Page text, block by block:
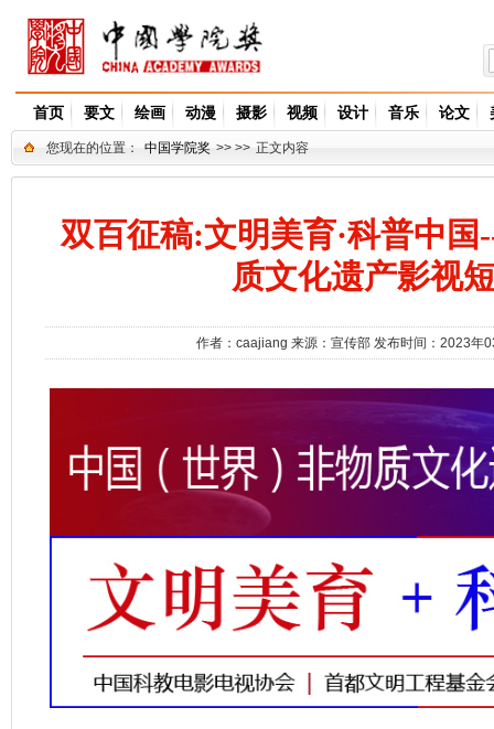
首页 要文 绘画 动漫 摄影 视频 设计 音乐 论文
您现在的位置： 中国学院奖 >> >> 正文内容
双百征稿:文明美育·科普中
质文化遗产影视
作者： caajiang 来源： 宣传部发布时间：2023年